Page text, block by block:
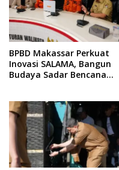
BPBD Makassar Perkuat
Inovasi SALAMA, Bangun
Budaya Sadar Bencana